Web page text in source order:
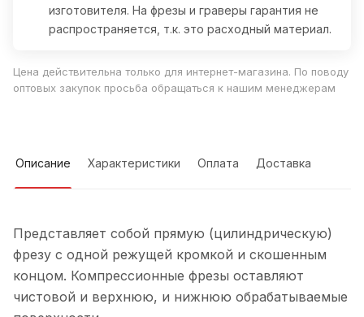
изготовителя. На фрезы и граверы гарантия не
распространяется, т.к. это расходный материал.
Цена действительна только для интернет-магазина. По поводу
оптовых закупок просьба обращаться к нашим менеджерам
Описание Характеристики Оплата Доставка
Представляет собой прямую (цилиндрическую)
фрезу с одной режущей кромкой и скошенным
концом. Компрессионные фрезы оставляют
чистовой и верхнюю, и нижнюю обрабатываемые